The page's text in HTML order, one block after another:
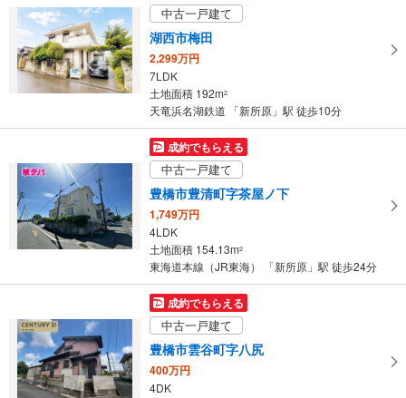
中古一戸建て
湖西市梅田
2,299万円
7LDK
土地面積 192m2
天竜浜名湖鉄道 「新所原」駅 徒歩10分
成約でもらえる
中古一戸建て
豊橋市豊清町字茶屋ノ下
1,749万円
4LDK
土地面積 154.13m2
東海道本線（JR東海） 「新所原」駅 徒歩24分
成約でもらえる
中古一戸建て
豊橋市雲谷町字八尻
400万円
4DK